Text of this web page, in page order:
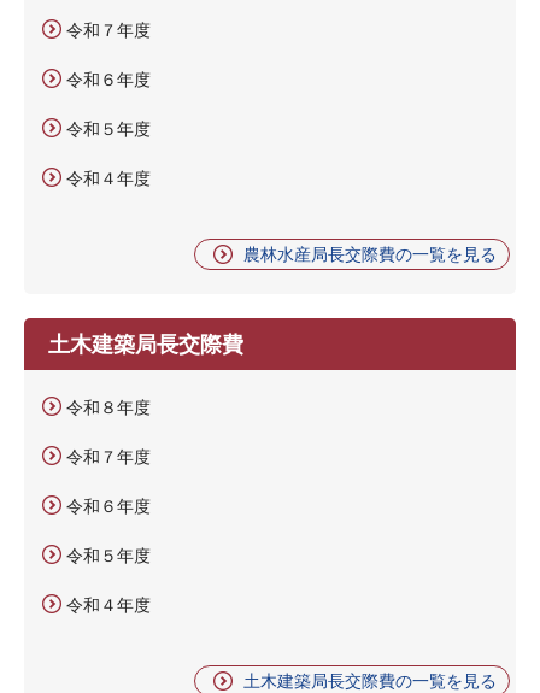
令和７年度
令和６年度
令和５年度
令和４年度
農林水産局長交際費の一覧を見る
土木建築局長交際費
令和８年度
令和７年度
令和６年度
令和５年度
令和４年度
土木建築局長交際費の一覧を見る